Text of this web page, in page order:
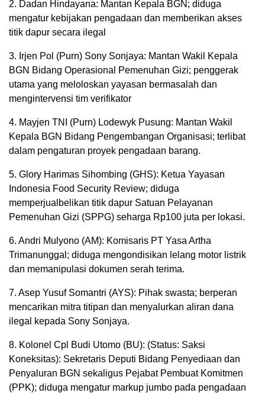
2. Dadan Hindayana: Mantan Kepala BGN; diduga
mengatur kebijakan pengadaan dan memberikan akses
titik dapur secara ilegal
3. Irjen Pol (Purn) Sony Sonjaya: Mantan Wakil Kepala
BGN Bidang Operasional Pemenuhan Gizi; penggerak
utama yang meloloskan yayasan bermasalah dan
mengintervensi tim verifikator
4. Mayjen TNI (Purn) Lodewyk Pusung: Mantan Wakil
Kepala BGN Bidang Pengembangan Organisasi; terlibat
dalam pengaturan proyek pengadaan barang.
5. Glory Harimas Sihombing (GHS): Ketua Yayasan
Indonesia Food Security Review; diduga
memperjualbelikan titik dapur Satuan Pelayanan
Pemenuhan Gizi (SPPG) seharga Rp100 juta per lokasi.
6. Andri Mulyono (AM): Komisaris PT Yasa Artha
Trimanunggal; diduga mengondisikan lelang motor listrik
dan memanipulasi dokumen serah terima.
7. Asep Yusuf Somantri (AYS): Pihak swasta; berperan
mencarikan mitra titipan dan menyalurkan aliran dana
ilegal kepada Sony Sonjaya.
8. Kolonel Cpl Budi Utomo (BU): (Status: Saksi
Koneksitas): Sekretaris Deputi Bidang Penyediaan dan
Penyaluran BGN sekaligus Pejabat Pembuat Komitmen
(PPK); diduga mengatur markup jumbo pada pengadaan